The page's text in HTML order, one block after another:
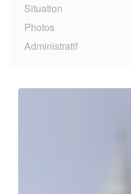
Situation
Photos
Administratif